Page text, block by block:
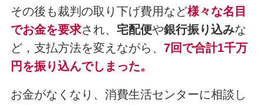
その後も裁判の取り下げ費用など様々な名目
でお金を要求され、 宅配便や銀行振り込みな
ど，支払方法を変えながら、 7回で合計1千万
円を振り込んでしまった。
お金がなくなり、消費生活センターに相談し